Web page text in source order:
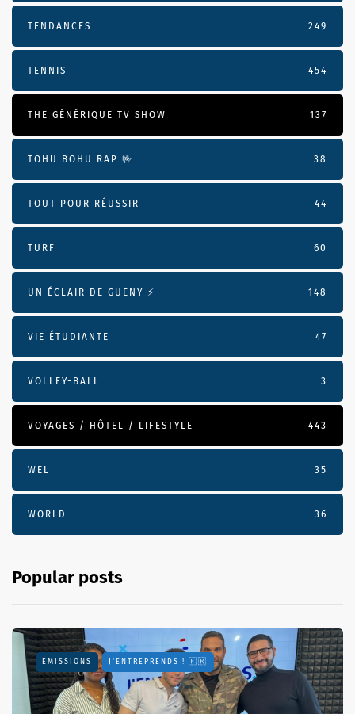
TENDANCES 249
TENNIS 454
THE GÉNÉRIQUE TV SHOW 137
TOHU BOHU RAP 🤟 38
TOUT POUR RÉUSSIR 44
TURF 60
UN ÉCLAIR DE GUENY ⚡️ 148
VIE ÉTUDIANTE 47
VOLLEY-BALL 3
VOYAGES / HÔTEL / LIFESTYLE 443
WEL 35
WORLD 36
Popular posts
EMISSIONS J'ENTREPRENDS ! 🇫🇷